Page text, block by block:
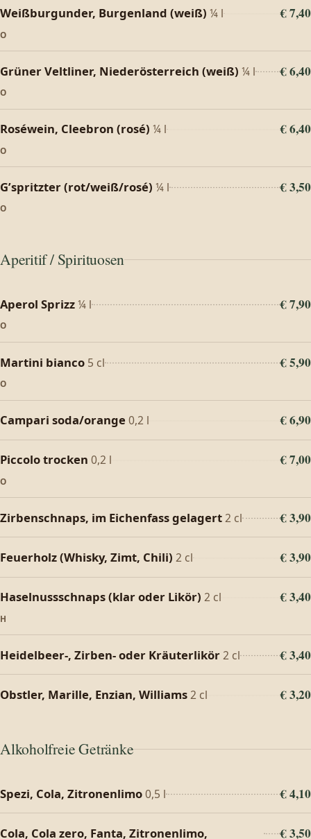
Weißburgunder, Burgenland (weiß) ¼ l € 7,40
O
Grüner Veltliner, Niederösterreich (weiß) ¼ l € 6,40
O
Roséwein, Cleebron (rosé) ¼ l € 6,40
O
G’spritzter (rot/weiß/rosé) ¼ l € 3,50
O
Aperitif / Spirituosen
Aperol Sprizz¼ l € 7,90
O
Martini bianco 5 cl € 5,90
O
Campari soda/orange 0,2 l € 6,90
Piccolo trocken 0,2 l € 7,00
O
Zirbenschnaps, im Eichenfass gelagert2 cl € 3,90
Feuerholz (Whisky, Zimt, Chili) 2 cl € 3,90
Haselnussschnaps (klar oder Likör) 2 cl € 3,40
H
Heidelbeer-, Zirben- oder Kräuterlikör2 cl € 3,40
Obstler, Marille, Enzian, Williams2 cl € 3,20
Alkoholfreie Getränke
Spezi, Cola, Zitronenlimo0,5 l € 4,10
Cola, Cola zero, Fanta, Zitronenlimo,
€ 3,50